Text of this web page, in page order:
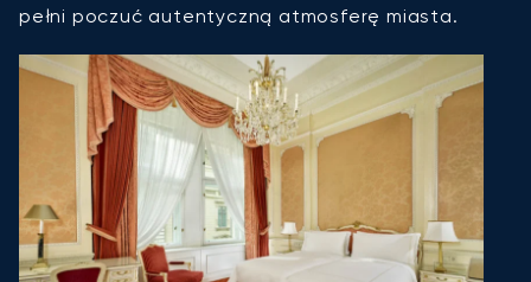
pełni poczuć autentyczną atmosferę miasta.